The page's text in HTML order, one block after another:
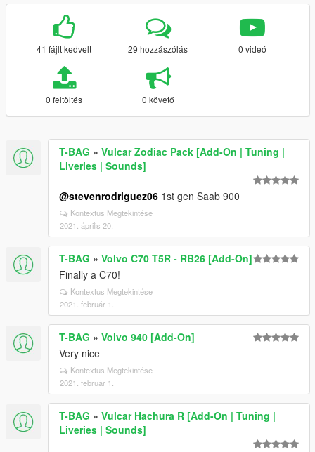
41 fájlt kedvelt 29 hozzászólás 0 videó
0 feltöltés 0 követő
T-BAG » Vulcar Zodiac Pack [Add-On | Tuning |
Liveries | Sounds]
@stevenrodriguez06 1st gen Saab 900
Kontextus Megtekintése
2021. április 20.
T-BAG » Volvo C70 T5R - RB26 [Add-On]
Finally a C70!
Kontextus Megtekintése
2021. február 1.
T-BAG » Volvo 940 [Add-On]
Very nice
Kontextus Megtekintése
2021. február 1.
T-BAG » Vulcar Hachura R [Add-On | Tuning |
Liveries | Sounds]